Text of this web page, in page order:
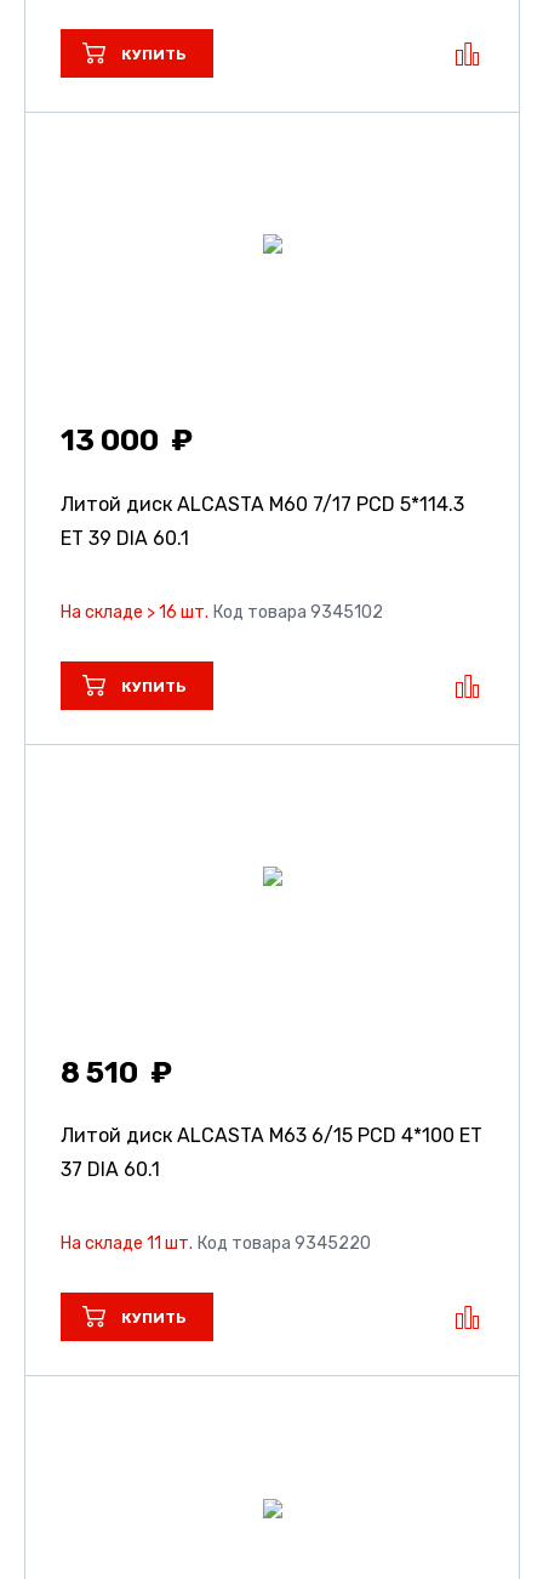
КУПИТЬ
13 000
Литой диск ALCASTA M60 7/17 PCD 5*114.3
ET 39 DIA 60.1
На складе > 16 шт. Код товара 9345102
КУПИТЬ
8 510
Литой диск ALCASTA M63 6/15 PCD 4*100 ET
37 DIA 60.1
На складе 11 шт. Код товара 9345220
КУПИТЬ